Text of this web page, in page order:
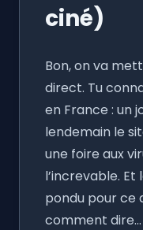
ciné)
Bon, on va
direct. Tu
en France : un
lendemain le
une foire aux
l’increvable. Et
pondu pour ce
comment